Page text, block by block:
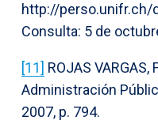
http://
Consulta: 5 de
[11] ROJAS
Administración
2007, p. 794.